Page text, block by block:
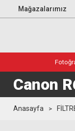
Mağazalarımız
Canon
Anasayfa